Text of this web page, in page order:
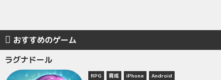
おすすめのゲーム
ラグナドール
RPG 育成 iPhone Android